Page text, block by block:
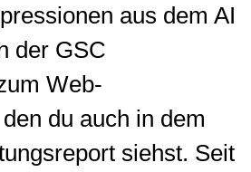
aus dem AI
der GSC
Web-
du auch in dem
siehst. Seit